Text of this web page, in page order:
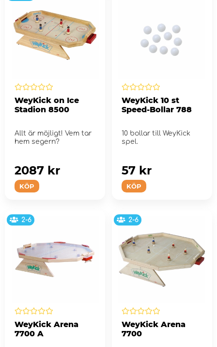
WeyKick on Ice
Stadion 8500
Allt är möjligt! Vem tar
hem segern?
KÖP
2087 kr
WeyKick 10 st
Speed-Bollar 788
10 bollar till WeyKick
spel.
KÖP
57 kr
2-6
WeyKick Arena
7700 A
2-6
WeyKick Arena
7700